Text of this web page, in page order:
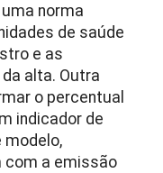
norma
de saúde
e as
alta. Outra
o percentual
indicador de
modelo,
com a emissão